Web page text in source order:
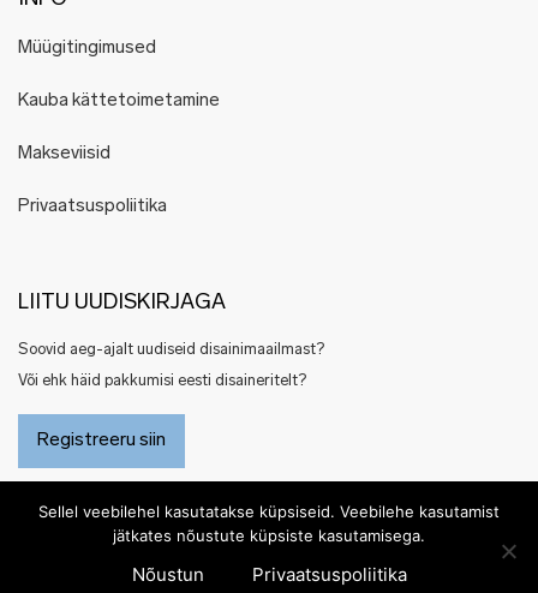
Müügitingimused
Kauba kättetoimetamine
Makseviisid
Privaatsuspoliitika
LIITU UUDISKIRJAGA
Soovid aeg-ajalt uudiseid disainimaailmast?
Või ehk häid pakkumisi eesti disaineritelt?
Registreeru siin
Sellel veebilehel kasutatakse küpsiseid. Veebilehe kasutamist
jätkates nõustute küpsiste kasutamisega.
Nõustun Privaatsuspoliitika